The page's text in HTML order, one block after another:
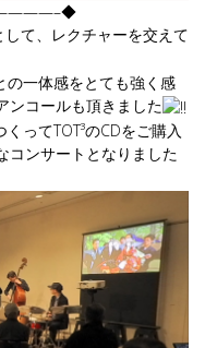
て、レクチャーを交えて
の一体感をとても強く感
ンコールも頂きました
ってTOT³のCDをご購入
コンサートとなりました